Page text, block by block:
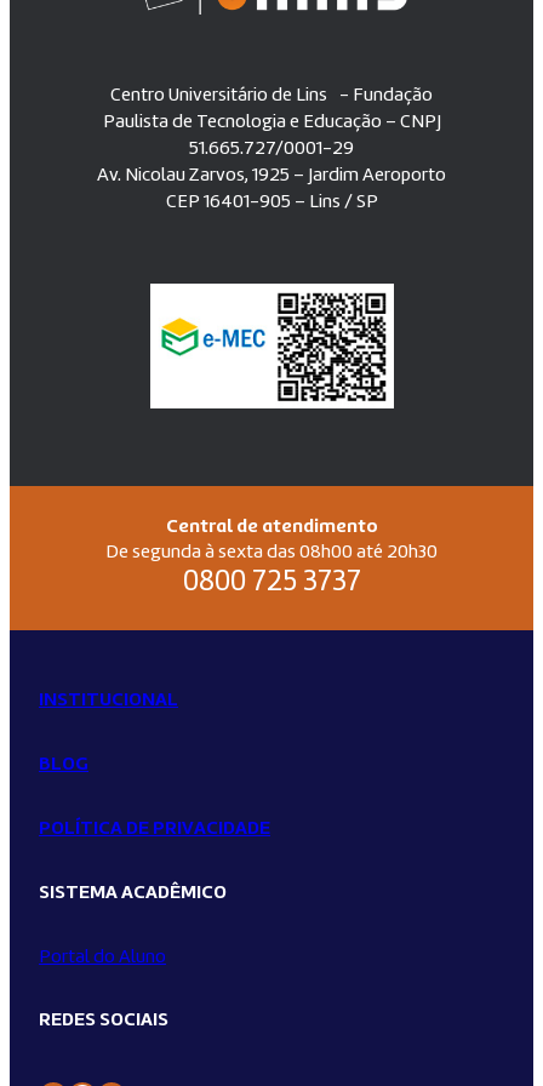
Centro Universitário de Lins - Fundação
Paulista de Tecnologia e Educação – CNPJ
51.665.727/0001-29
Av. Nicolau Zarvos, 1925 – Jardim Aeroporto
CEP 16401-905 – Lins / SP
Central de atendimento
De segunda à sexta das 08h00 até 20h30
0800 725 3737
INSTITUCIONAL
BLOG
POLÍTICA DE PRIVACIDADE
SISTEMA ACADÊMICO
Portal do Aluno
REDES SOCIAIS